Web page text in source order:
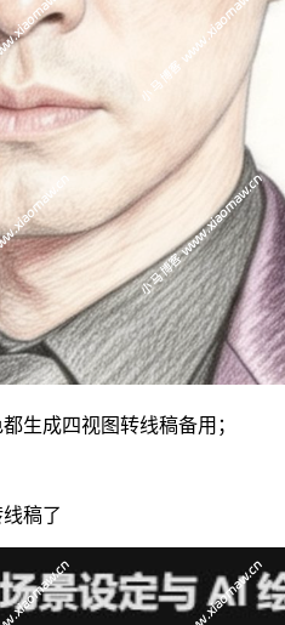
生成四视图转线稿备用；
稿了